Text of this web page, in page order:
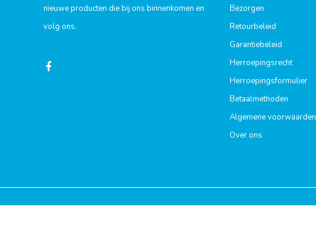
nieuwe producten die bij ons binnenkomen en
volg ons.
Bezorgen
Retourbeleid
Garantiebeleid
Herroepingsrecht
Herroepingsformulier
Betaalmethoden
Algemene voorwaarden
Over ons
© Copyright 2026 - Powered byLightspeed- Theme ByDMWSxPlus+|